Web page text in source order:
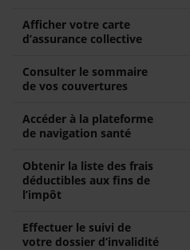
Afficher votre carte
d’assurance collective
Consulter le sommaire
de vos couvertures
Accéder à la plateforme
de navigation santé
Obtenir la liste des frais
déductibles aux fins de
l’impôt
Effectuer le suivi de
votre dossier d’invalidité